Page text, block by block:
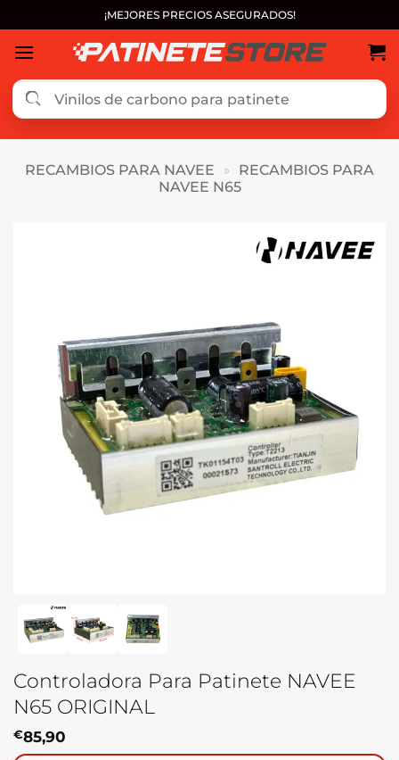
al
contenido
¡MEJORES PRECIOS ASEGURADOS!
RECAMBIOS PARA NAVEE »
RECAMBIOS PARA
NAVEE N65
Controladora Para Patinete NAVEE
N65 ORIGINAL
€85,90